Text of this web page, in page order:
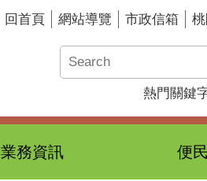
回首頁 網站導覽 市政信箱
熱門關鍵
業務資訊 便